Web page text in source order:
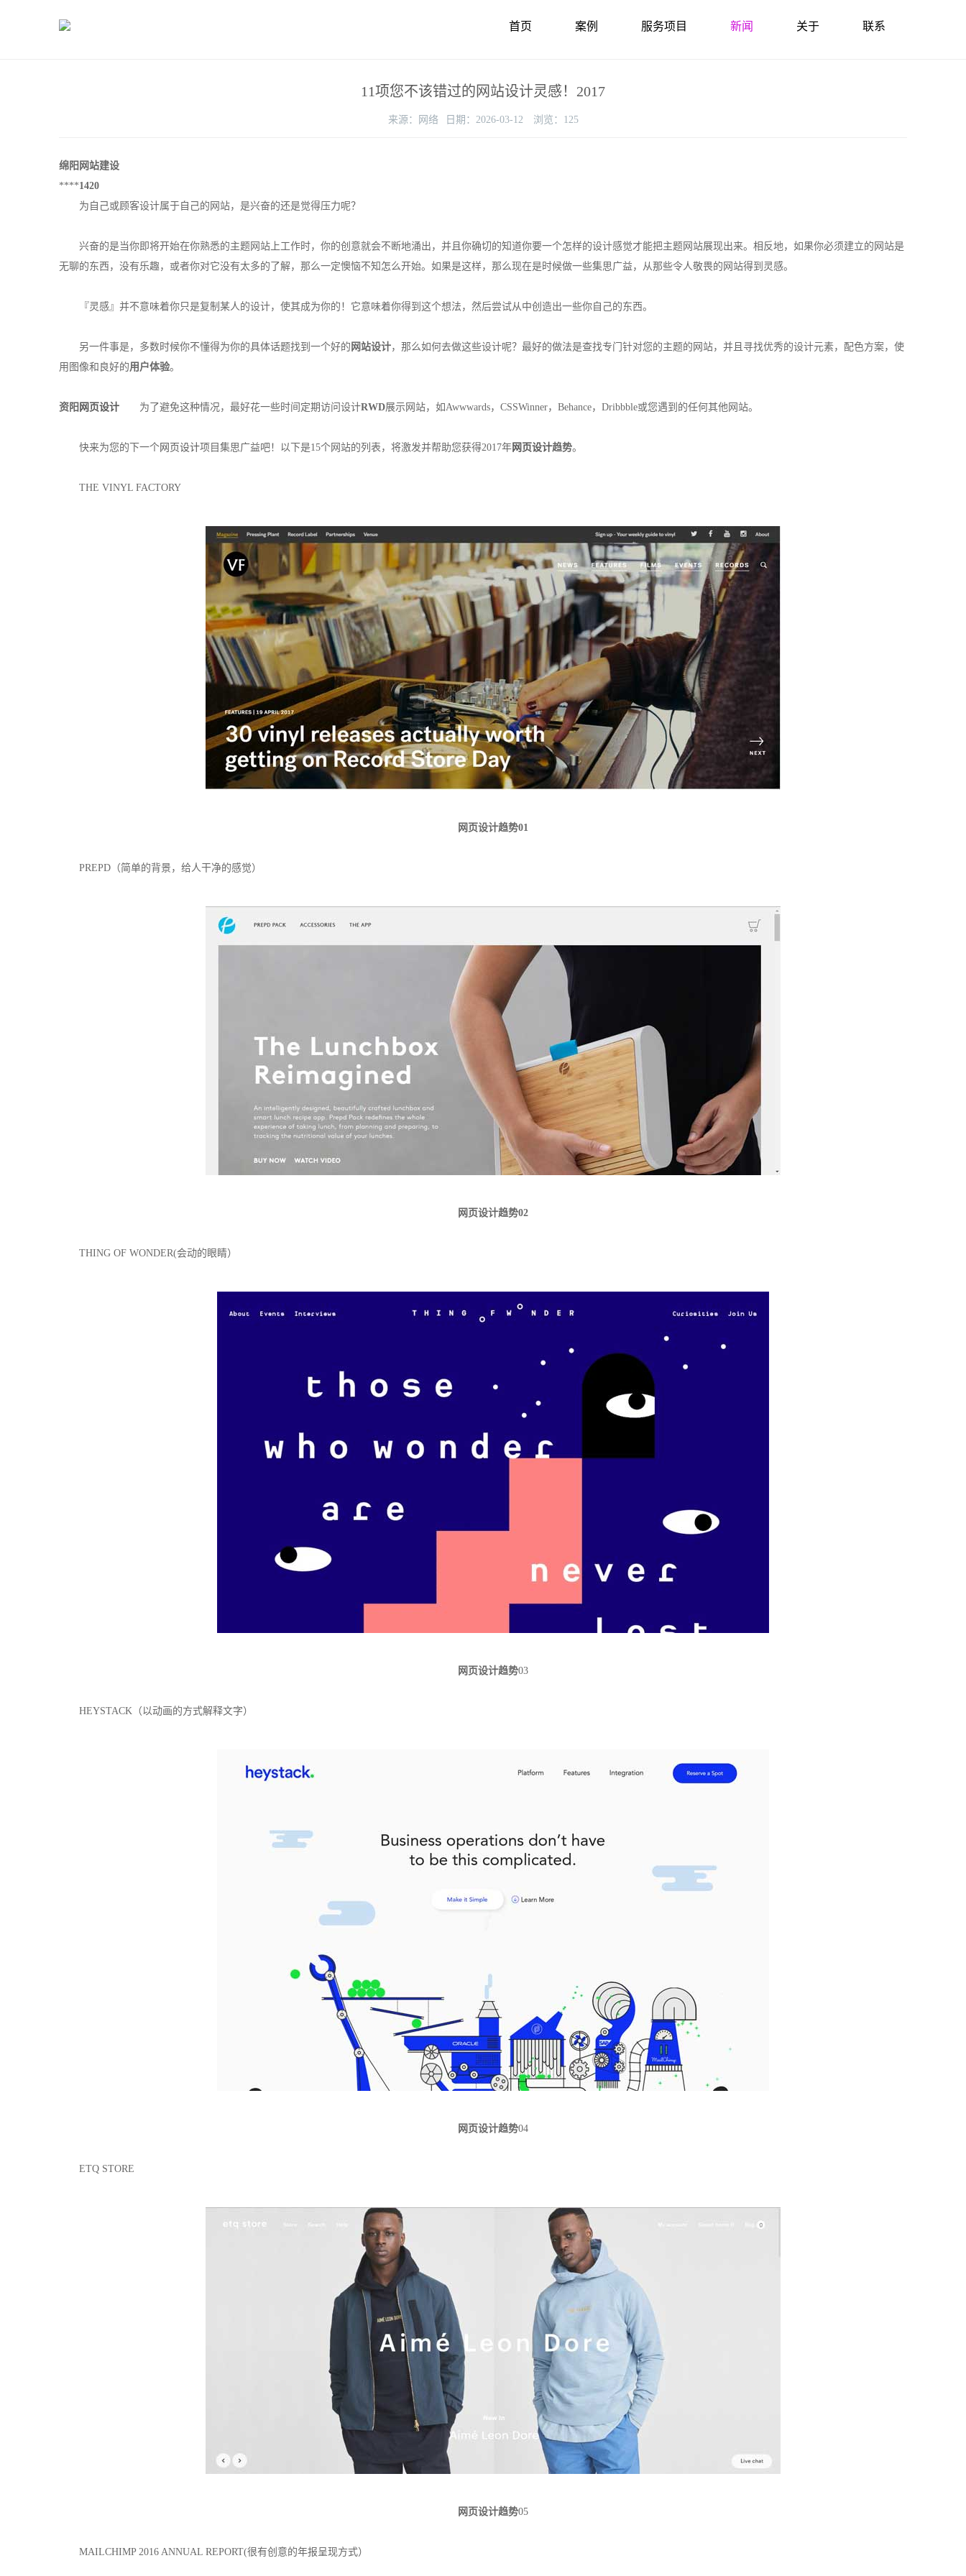
首页 案例 服务项目 新闻 关于 联系
11项您不该错过的网站设计灵感！2017
来源： 网络 日期： 2026-03-12 浏览： 125
绵阳网站建设
****1420
为自己或顾客设计属于自己的网站，是兴奋的还是觉得压力呢？
兴奋的是当你即将开始在你熟悉的主题网站上工作时，你的创意就会不断地涌出，并且你确切的知道你要一个怎样的设计感觉才能把主题网站展现出来。相反地，如果你必须建立的网站是
无聊的东西，没有乐趣，或者你对它没有太多的了解，那么一定懊恼不知怎么开始。如果是这样，那么现在是时候做一些集思广益，从那些令人敬畏的网站得到灵感。
『灵感』并不意味着你只是复制某人的设计，使其成为你的！它意味着你得到这个想法，然后尝试从中创造出一些你自己的东西。
另一件事是，多数时候你不懂得为你的具体话题找到一个好的 网站设计，那么如何去做这些设计呢？最好的做法是查找专门针对您的主题的网站，并且寻找优秀的设计元素，配色方案，使
用图像和良好的用户体验。
资阳 网页设计 为了避免这种情况，最好花一些时间定期访问设计RWD展示网站，如Awwwards，CSSWinner，Behance，Dribbble或您遇到的任何其他网站。
快来为您的下一个网页设计项目集思广益吧！以下是15个网站的列表，将激发并帮助您获得2017年 网页设计趋势。
THE VINYL FACTORY
网页设计趋势01
PREPD（简单的背景，给人干净的感觉）
网页设计趋势02
THING OF WONDER(会动的眼睛）
网页设计趋势03
HEYSTACK（以动画的方式解释文字）
网页设计趋势04
ETQ STORE
网页设计趋势05
MAILCHIMP 2016 ANNUAL REPORT(很有创意的年报呈现方式）